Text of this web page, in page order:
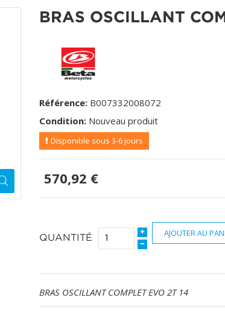
BRAS OSCILLANT
Référence: B007332008072
Condition: Nouveau produit
Disponible sous 3-6 jours
570,92 €
QUANTITÉ
AJOUTER AU
BRAS OSCILLANT COMPLET EVO 2T 14